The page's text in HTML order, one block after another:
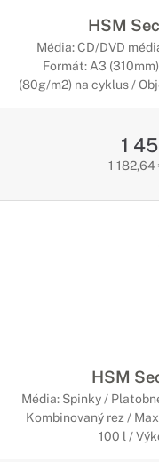
HSM
Média: CD/DVD
Formát: A3
(80g/m2) na cyklus /
1
1 182,64
HSM
Média: Spinky /
Kombinovaný rez /
100 l /